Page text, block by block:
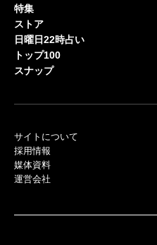
特集
ストア
日曜日22時占い
トップ100
スナップ
サイトについて
採用情報
媒体資料
運営会社